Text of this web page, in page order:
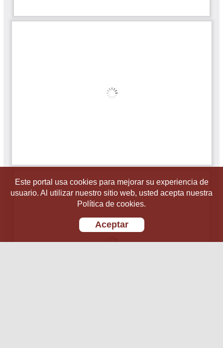
Este portal usa cookies para mejorar su experiencia de
usuario. Al utilizar nuestro sitio web, usted acepta nuestra
Política de cookies.
Aceptar